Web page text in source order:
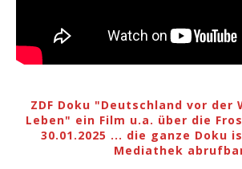
ZDF Doku "Deutschland vor der
Leben" ein Film u.a. über die
30.01.2025 ... die ganze Doku
Mediathek